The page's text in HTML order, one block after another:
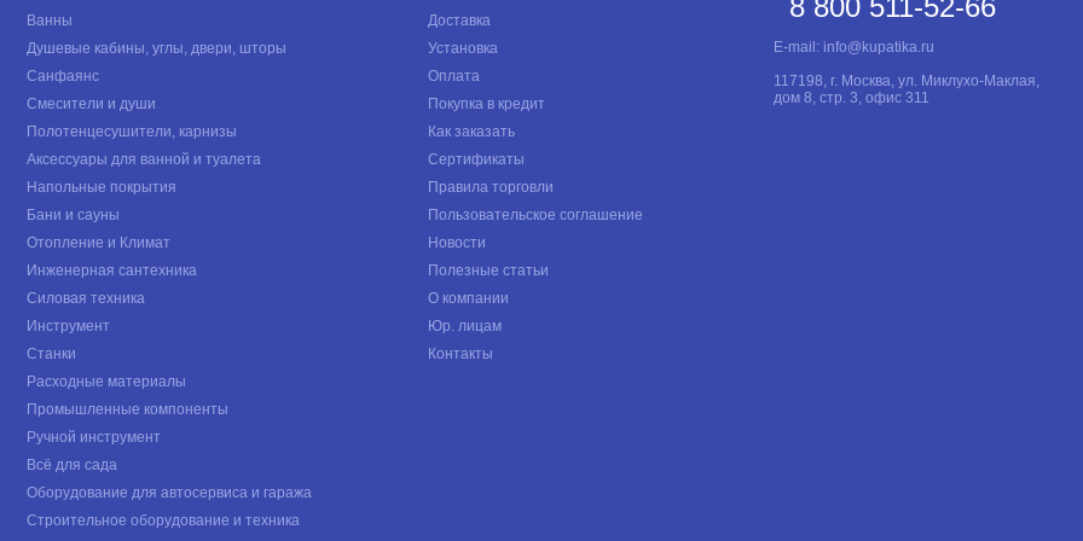
Ванны
Душевые кабины, углы, двери, шторы
Санфаянс
Смесители и души
Полотенцесушители, карнизы
Аксессуары для ванной и туалета
Напольные покрытия
Бани и сауны
Отопление и Климат
Инженерная сантехника
Силовая техника
Инструмент
Станки
Расходные материалы
Промышленные компоненты
Ручной инструмент
Всё для сада
Оборудование для автосервиса и гаража
Строительное оборудование и техника
Доставка
Установка
Оплата
Покупка в кредит
Как заказать
Сертификаты
Правила торговли
Пользовательское соглашение
Новости
Полезные статьи
О компании
Юр. лицам
Контакты
E-mail: info@kupatika.ru
117198, г. Москва, ул. Миклухо-Маклая,
дом 8, стр. 3, офис 311